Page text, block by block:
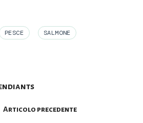
PESCE SALMONE
Articolo precedente